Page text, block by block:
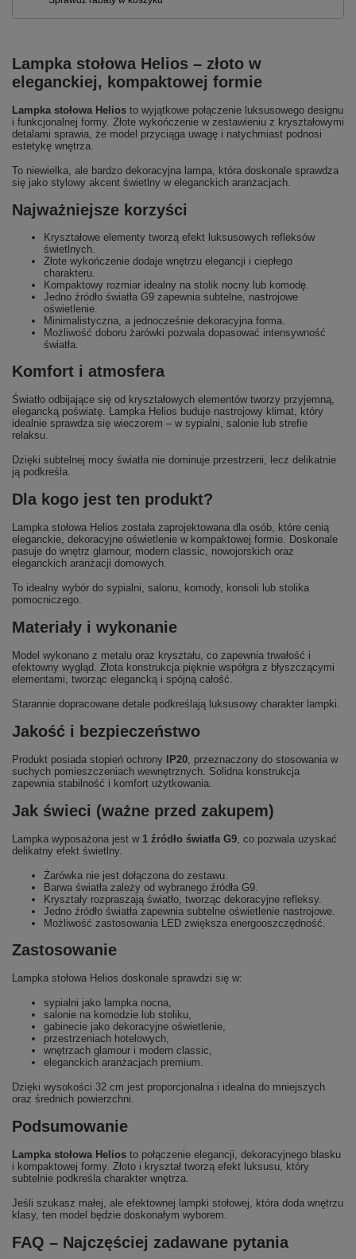
Lampka stołowa Helios – złoto w
eleganckiej, kompaktowej formie
Lampka stołowa Helios to wyjątkowe połączenie luksusowego designu
i funkcjonalnej formy. Złote wykończenie w zestawieniu z kryształowymi
detalami sprawia, że model przyciąga uwagę i natychmiast podnosi
estetykę wnętrza.
To niewielka, ale bardzo dekoracyjna lampa, która doskonale sprawdza
się jako stylowy akcent świetlny w eleganckich aranżacjach.
Najważniejsze korzyści
Kryształowe elementy tworzą efekt luksusowych refleksów
świetlnych.
Złote wykończenie dodaje wnętrzu elegancji i ciepłego
charakteru.
Kompaktowy rozmiar idealny na stolik nocny lub komodę.
Jedno źródło światła G9 zapewnia subtelne, nastrojowe
oświetlenie.
Minimalistyczna, a jednocześnie dekoracyjna forma.
Możliwość doboru żarówki pozwala dopasować intensywność
światła.
Komfort i atmosfera
Światło odbijające się od kryształowych elementów tworzy przyjemną,
elegancką poświatę. Lampka Helios buduje nastrojowy klimat, który
idealnie sprawdza się wieczorem – w sypialni, salonie lub strefie
relaksu.
Dzięki subtelnej mocy światła nie dominuje przestrzeni, lecz delikatnie
ją podkreśla.
Dla kogo jest ten produkt?
Lampka stołowa Helios została zaprojektowana dla osób, które cenią
eleganckie, dekoracyjne oświetlenie w kompaktowej formie. Doskonale
pasuje do wnętrz glamour, modern classic, nowojorskich oraz
eleganckich aranżacji domowych.
To idealny wybór do sypialni, salonu, komody, konsoli lub stolika
pomocniczego.
Materiały i wykonanie
Model wykonano z metalu oraz kryształu, co zapewnia trwałość i
efektowny wygląd. Złota konstrukcja pięknie współgra z błyszczącymi
elementami, tworząc elegancką i spójną całość.
Starannie dopracowane detale podkreślają luksusowy charakter lampki.
Jakość i bezpieczeństwo
Produkt posiada stopień ochrony IP20, przeznaczony do stosowania w
suchych pomieszczeniach wewnętrznych. Solidna konstrukcja
zapewnia stabilność i komfort użytkowania.
Jak świeci (ważne przed zakupem)
Lampka wyposażona jest w 1 źródło światła G9, co pozwala uzyskać
delikatny efekt świetlny.
Żarówka nie jest dołączona do zestawu.
Barwa światła zależy od wybranego źródła G9.
Kryształy rozpraszają światło, tworząc dekoracyjne refleksy.
Jedno źródło światła zapewnia subtelne oświetlenie nastrojowe.
Możliwość zastosowania LED zwiększa energooszczędność.
Zastosowanie
Lampka stołowa Helios doskonale sprawdzi się w:
sypialni jako lampka nocna,
salonie na komodzie lub stoliku,
gabinecie jako dekoracyjne oświetlenie,
przestrzeniach hotelowych,
wnętrzach glamour i modern classic,
eleganckich aranżacjach premium.
Dzięki wysokości 32 cm jest proporcjonalna i idealna do mniejszych
oraz średnich powierzchni.
Podsumowanie
Lampka stołowa Helios to połączenie elegancji, dekoracyjnego blasku
i kompaktowej formy. Złoto i kryształ tworzą efekt luksusu, który
subtelnie podkreśla charakter wnętrza.
Jeśli szukasz małej, ale efektownej lampki stołowej, która doda wnętrzu
klasy, ten model będzie doskonałym wyborem.
FAQ – Najczęściej zadawane pytania